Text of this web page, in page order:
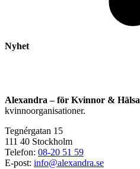
Nyhet
Alexandra – för Kvinnor & Hälsa
kvinnoorganisationer.
Tegnérgatan 15
111 40 Stockholm
Telefon: 08-20 51 59
E-post: info@alexandra.se